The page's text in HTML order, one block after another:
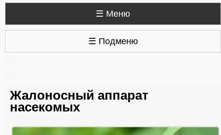
☰ Меню
☰ Подменю
Жалоносный аппарат
насекомых